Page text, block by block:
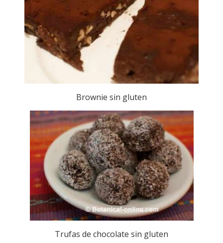
Brownie sin gluten
Trufas de chocolate sin gluten